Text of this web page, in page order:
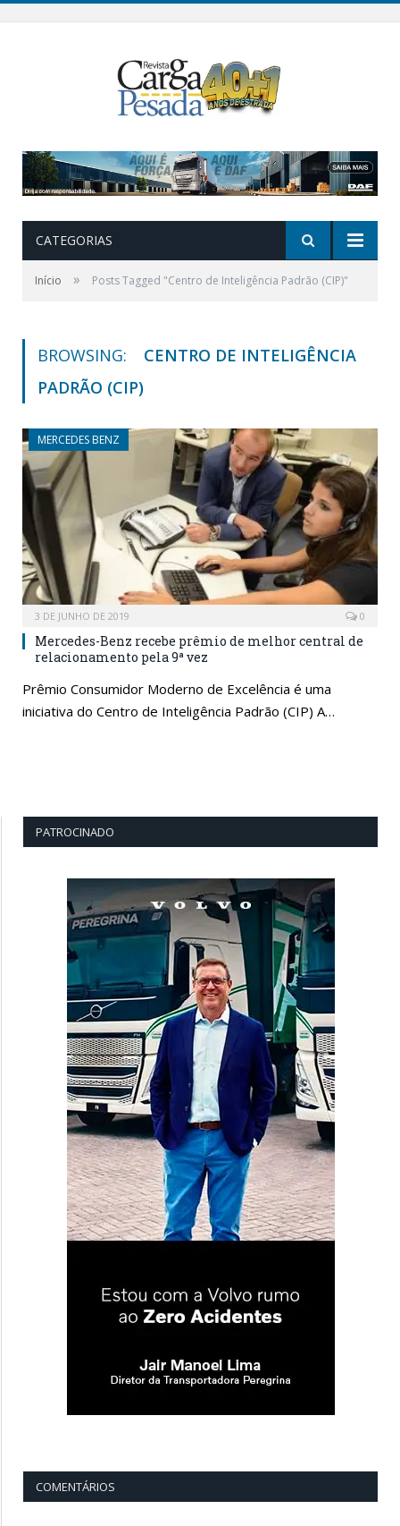
CATEGORIAS
Início » Posts Tagged "Centro de Inteligência Padrão (CIP)"
BROWSING:
CENTRO DE INTELIGÊNCIA
PADRÃO (CIP)
MERCEDES BENZ
3 DE JUNHO DE 2019 0
Mercedes-Benz recebe prêmio de melhor central de
relacionamento pela 9ª vez
Prêmio Consumidor Moderno de Excelência é uma
iniciativa do Centro de Inteligência Padrão (CIP) A…
PATROCINADO
COMENTÁRIOS